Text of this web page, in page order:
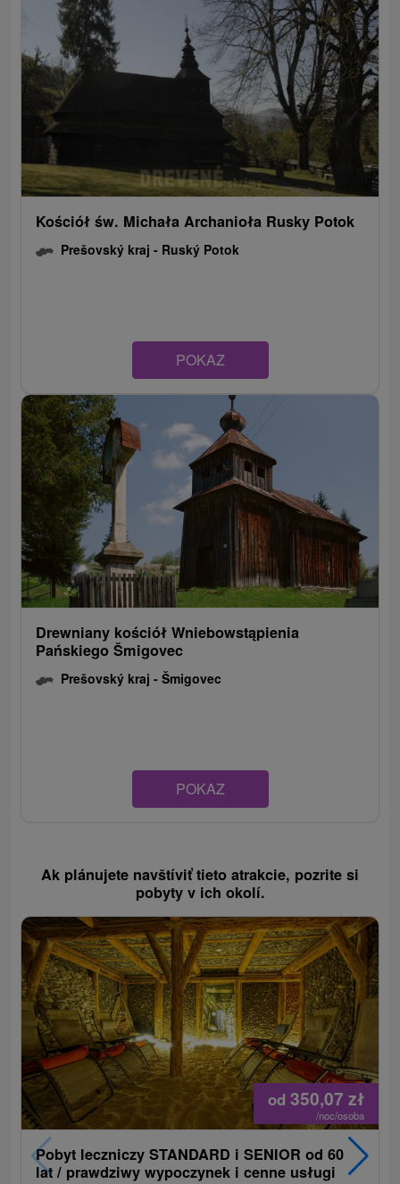
Kościół św. Michała Archanioła Rusky Potok
Prešovský kraj - Ruský Potok
POKAZ
Drewniany kościół Wniebowstąpienia
Pańskiego Šmigovec
Prešovský kraj -Šmigovec
POKAZ
Ak plánujete navštíviť tieto atrakcie, pozrite si
pobyty v ich okolí.
od 350,07zł
/noc/osoba
Pobyt leczniczy STANDARD i SENIOR od 60
lat / prawdziwy wypoczynek i cenne usługi